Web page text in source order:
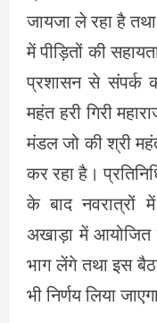
जायजा ले रहा है
में पीड़ितों की
प्रशासन से संपर्क
महंत हरी गिरी
मंडल जो की श्री
कर रहा है।
के बाद
अखाड़ा में
भाग लेंगे तथा इस
भी निर्णय लिया